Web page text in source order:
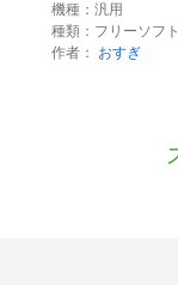
機種：汎用
種類：フリーソフト
作者：
おすぎ